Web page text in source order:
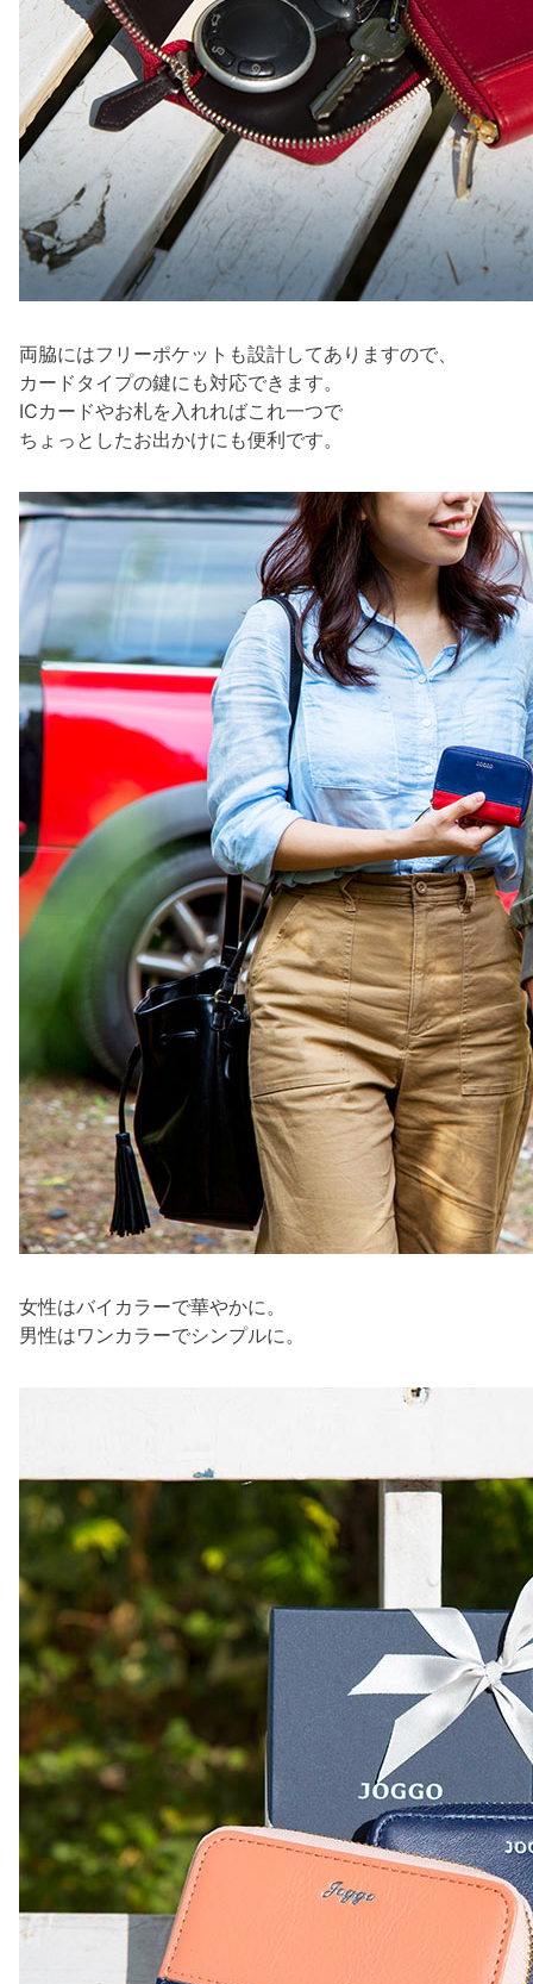
両脇にはフリーポケットも設計してありますので、
カードタイプの鍵にも対応できます。
ICカードやお札を入れればこれ一つで
ちょっとしたお出かけにも便利です。
女性はバイカラーで華やかに。
男性はワンカラーでシンプルに。